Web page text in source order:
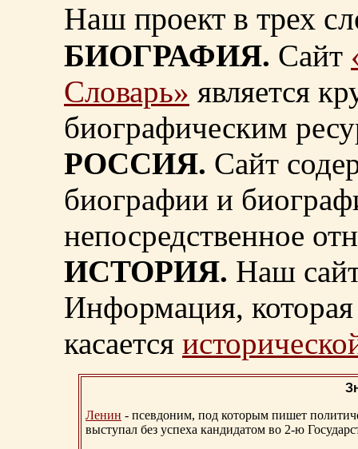
Наш проект в трех
БИОГРАФИЯ. Сайт
Словарь» является
биографическим
РОССИЯ. Сайт
биографии и
непосредственное
ИСТОРИЯ. Наш
Информация, которая
касается
Ленин - псевдоним, под которым пишет
выступал без успеха кандидатом во 2-ю